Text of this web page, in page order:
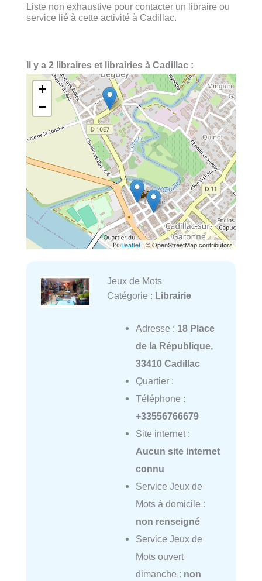
Liste non exhaustive pour contacter un libraire ou
service lié à cette activité à Cadillac.
Il y a 2 libraires et librairies à Cadillac :
+
−
Leaflet| © OpenStreetMap contributors
Jeux de Mots
Catégorie : Librairie
Adresse : 18 Place
de la République,
33410 Cadillac
Quartier :
Téléphone :
+33556766679
Site internet :
Aucun site internet
connu
Service Jeux de
Mots à domicile :
non renseigné
Service Jeux de
Mots ouvert
dimanche : non